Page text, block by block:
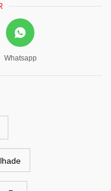
Whatsapp